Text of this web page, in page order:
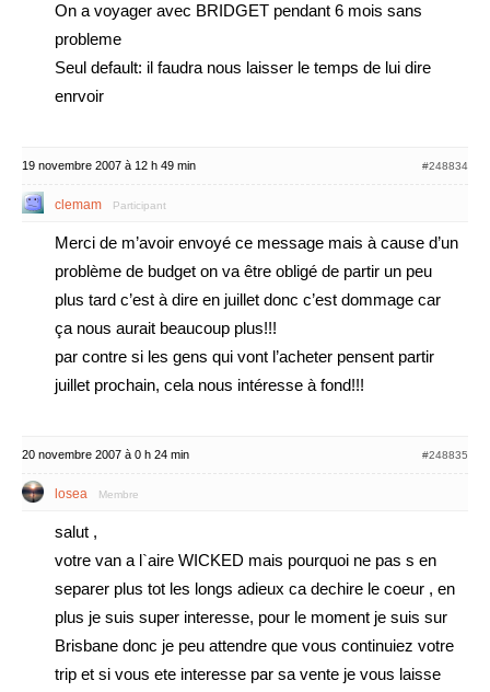
On a voyager avec BRIDGET pendant 6 mois sans
probleme
Seul default: il faudra nous laisser le temps de lui dire
enrvoir
19 novembre 2007 à 12 h 49 min #248834
clemam Participant
Merci de m’avoir envoyé ce message mais à cause d’un
problème de budget on va être obligé de partir un peu
plus tard c’est à dire en juillet donc c’est dommage car
ça nous aurait beaucoup plus!!!
par contre si les gens qui vont l’acheter pensent partir
juillet prochain, cela nous intéresse à fond!!!
20 novembre 2007 à 0 h 24 min #248835
losea Membre
salut ,
votre van a l`aire WICKED mais pourquoi ne pas s en
separer plus tot les longs adieux ca dechire le coeur , en
plus je suis super interesse, pour le moment je suis sur
Brisbane donc je peu attendre que vous continuiez votre
trip et si vous ete interesse par sa vente je vous laisse